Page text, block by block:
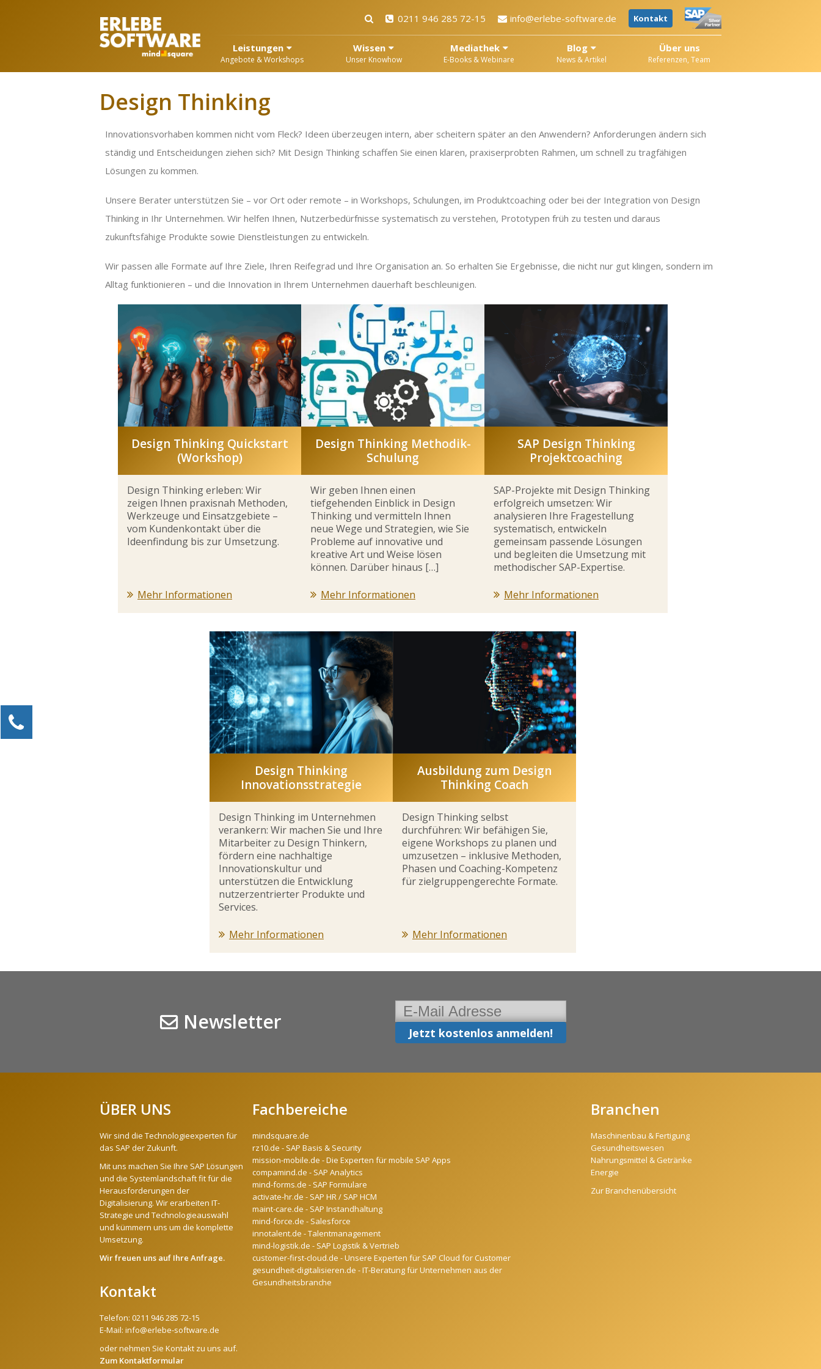
0211 946 285 72-15 info@erlebe-software.de Kontakt
Leistungen
Angebote & Workshops
Wissen
Unser Knowhow
Mediathek
E-Books & Webinare
Blog
News & Artikel
Über uns
Referenzen, Team
Design Thinking
Innovationsvorhaben kommen nicht vom Fleck? Ideen überzeugen intern, aber scheitern später an den Anwendern? Anforderungen ändern sich
ständig und Entscheidungen ziehen sich? Mit Design Thinking schaffen Sie einen klaren, praxiserprobten Rahmen, um schnell zu tragfähigen
Lösungen zu kommen.
Unsere Berater unterstützen Sie – vor Ort oder remote – in Workshops, Schulungen, im Produktcoaching oder bei der Integration von Design
Thinking in Ihr Unternehmen. Wir helfen Ihnen, Nutzerbedürfnisse systematisch zu verstehen, Prototypen früh zu testen und daraus
zukunftsfähige Produkte sowie Dienstleistungen zu entwickeln.
Wir passen alle Formate auf Ihre Ziele, Ihren Reifegrad und Ihre Organisation an. So erhalten Sie Ergebnisse, die nicht nur gut klingen, sondern im
Alltag funktionieren – und die Innovation in Ihrem Unternehmen dauerhaft beschleunigen.
Design Thinking Quickstart
(Workshop)
Design Thinking erleben: Wir
zeigen Ihnen praxisnah Methoden,
Werkzeuge und Einsatzgebiete –
vom Kundenkontakt über die
Ideenfindung bis zur Umsetzung.
Mehr Informationen
Design Thinking Methodik-
Schulung
Wir geben Ihnen einen
tiefgehenden Einblick in Design
Thinking und vermitteln Ihnen
neue Wege und Strategien, wie Sie
Probleme auf innovative und
kreative Art und Weise lösen
können. Darüber hinaus […]
Mehr Informationen
SAP Design Thinking
Projektcoaching
SAP-Projekte mit Design Thinking
erfolgreich umsetzen: Wir
analysieren Ihre Fragestellung
systematisch, entwickeln
gemeinsam passende Lösungen
und begleiten die Umsetzung mit
methodischer SAP-Expertise.
Mehr Informationen
Design Thinking
Innovationsstrategie
Design Thinking im Unternehmen
verankern: Wir machen Sie und Ihre
Mitarbeiter zu Design Thinkern,
fördern eine nachhaltige
Innovationskultur und
unterstützen die Entwicklung
nutzerzentrierter Produkte und
Services.
Mehr Informationen
Ausbildung zum Design
Thinking Coach
Design Thinking selbst
durchführen: Wir befähigen Sie,
eigene Workshops zu planen und
umzusetzen – inklusive Methoden,
Phasen und Coaching-Kompetenz
für zielgruppengerechte Formate.
Mehr Informationen
Newsletter
ÜBER UNS
Wir sind die Technologieexperten für
das SAP der Zukunft.
Mit uns machen Sie Ihre SAP Lösungen
und die Systemlandschaft fit für die
Herausforderungen der
Digitalisierung. Wir erarbeiten IT-
Strategie und Technologieauswahl
und kümmern uns um die komplette
Umsetzung.
Wir freuen uns auf Ihre Anfrage.
Kontakt
Telefon: 0211 946 285 72-15
E-Mail: info@erlebe-software.de
oder nehmen Sie Kontakt zu uns auf.
Zum Kontaktformular
Fachbereiche
mindsquare.de
rz10.de - SAP Basis & Security
mission-mobile.de - Die Experten für mobile SAP Apps
compamind.de - SAP Analytics
mind-forms.de - SAP Formulare
activate-hr.de - SAP HR / SAP HCM
maint-care.de - SAP Instandhaltung
mind-force.de - Salesforce
innotalent.de - Talentmanagement
mind-logistik.de - SAP Logistik & Vertrieb
customer-first-cloud.de - Unsere Experten für SAP Cloud for Customer
gesundheit-digitalisieren.de - IT-Beratung für Unternehmen aus der
Gesundheitsbranche
Branchen
Maschinenbau & Fertigung
Gesundheitswesen
Nahrungsmittel & Getränke
Energie
Zur Branchenübersicht
Alexander Kössner-Maier